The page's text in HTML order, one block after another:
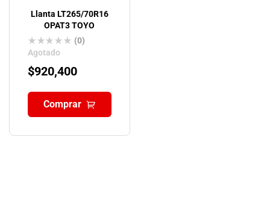
Llanta LT265/70R16
OPAT3 TOYO
(0)
Agotado
$920,400
Comprar